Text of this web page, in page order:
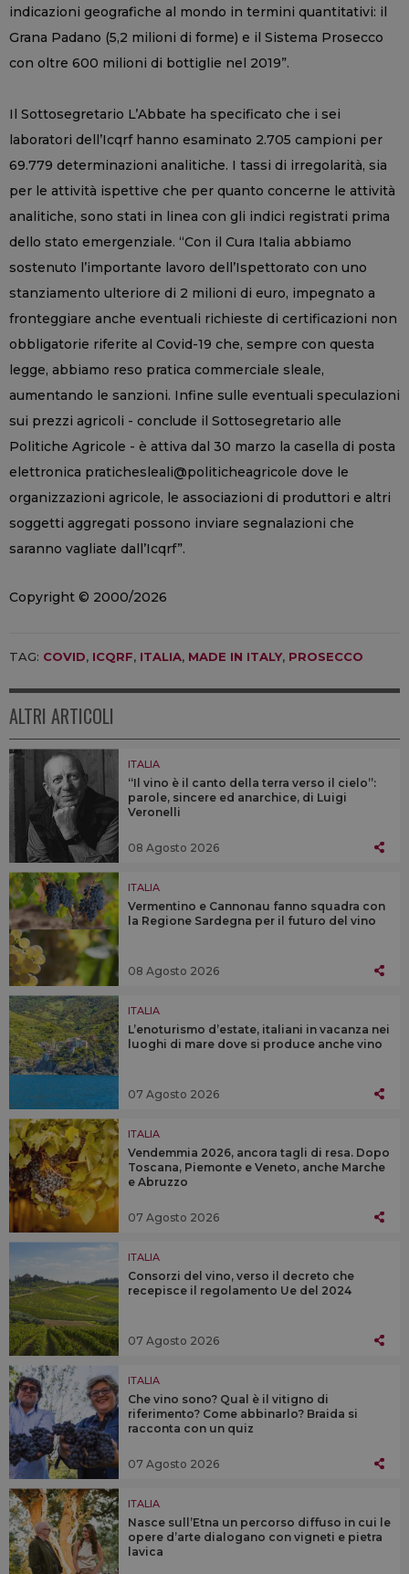
indicazioni geografiche al mondo in termini quantitativi: il
Grana Padano (5,2 milioni di forme) e il Sistema Prosecco
con oltre 600 milioni di bottiglie nel 2019”.
Il Sottosegretario L’Abbate ha specificato che i sei
laboratori dell’Icqrf hanno esaminato 2.705 campioni per
69.779 determinazioni analitiche. I tassi di irregolarità, sia
per le attività ispettive che per quanto concerne le attività
analitiche, sono stati in linea con gli indici registrati prima
dello stato emergenziale. “Con il Cura Italia abbiamo
sostenuto l’importante lavoro dell’Ispettorato con uno
stanziamento ulteriore di 2 milioni di euro, impegnato a
fronteggiare anche eventuali richieste di certificazioni non
obbligatorie riferite al Covid-19 che, sempre con questa
legge, abbiamo reso pratica commerciale sleale,
aumentando le sanzioni. Infine sulle eventuali speculazioni
sui prezzi agricoli - conclude il Sottosegretario alle
Politiche Agricole - è attiva dal 30 marzo la casella di posta
elettronica pratichesleali@politicheagricole dove le
organizzazioni agricole, le associazioni di produttori e altri
soggetti aggregati possono inviare segnalazioni che
saranno vagliate dall’Icqrf”.
Copyright © 2000/2026
TAG: COVID, ICQRF, ITALIA, MADE IN ITALY, PROSECCO
ALTRI ARTICOLI
ITALIA
“Il vino è il canto della terra verso il cielo”:
parole, sincere ed anarchice, di Luigi
Veronelli
08 Agosto 2026
ITALIA
Vermentino e Cannonau fanno squadra con
la Regione Sardegna per il futuro del vino
08 Agosto 2026
ITALIA
L’enoturismo d’estate, italiani in vacanza nei
luoghi di mare dove si produce anche vino
07 Agosto 2026
ITALIA
Vendemmia 2026, ancora tagli di resa. Dopo
Toscana, Piemonte e Veneto, anche Marche
e Abruzzo
07 Agosto 2026
ITALIA
Consorzi del vino, verso il decreto che
recepisce il regolamento Ue del 2024
07 Agosto 2026
ITALIA
Che vino sono? Qual è il vitigno di
riferimento? Come abbinarlo? Braida si
racconta con un quiz
07 Agosto 2026
ITALIA
Nasce sull’Etna un percorso diffuso in cui le
opere d’arte dialogano con vigneti e pietra
lavica